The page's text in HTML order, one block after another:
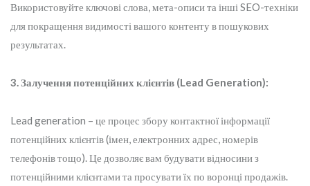
Використовуйте ключові слова, мета-описи та інші SEO-техніки
для покращення видимості вашого контенту в пошукових
результатах.
3. Залучення потенційних клієнтів (Lead Generation):
Lead generation – це процес збору контактної інформації
потенційних клієнтів (імен, електронних адрес, номерів
телефонів тощо). Це дозволяє вам будувати відносини з
потенційними клієнтами та просувати їх по воронці продажів.